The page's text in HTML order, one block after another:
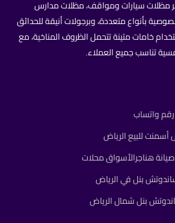
مظلات سيارات ومواقف، مظلات مدارس
بأنواع متعددة، وبرجولات أنيقة للحدائق
خامات متينة تتحمل الظروف المناخية، مع
تناسب جميع العملاء.
واتساب
للبيع الرياض
هناجرالأسواق محلات
بنل في الرياض
بنل شمال الرياض